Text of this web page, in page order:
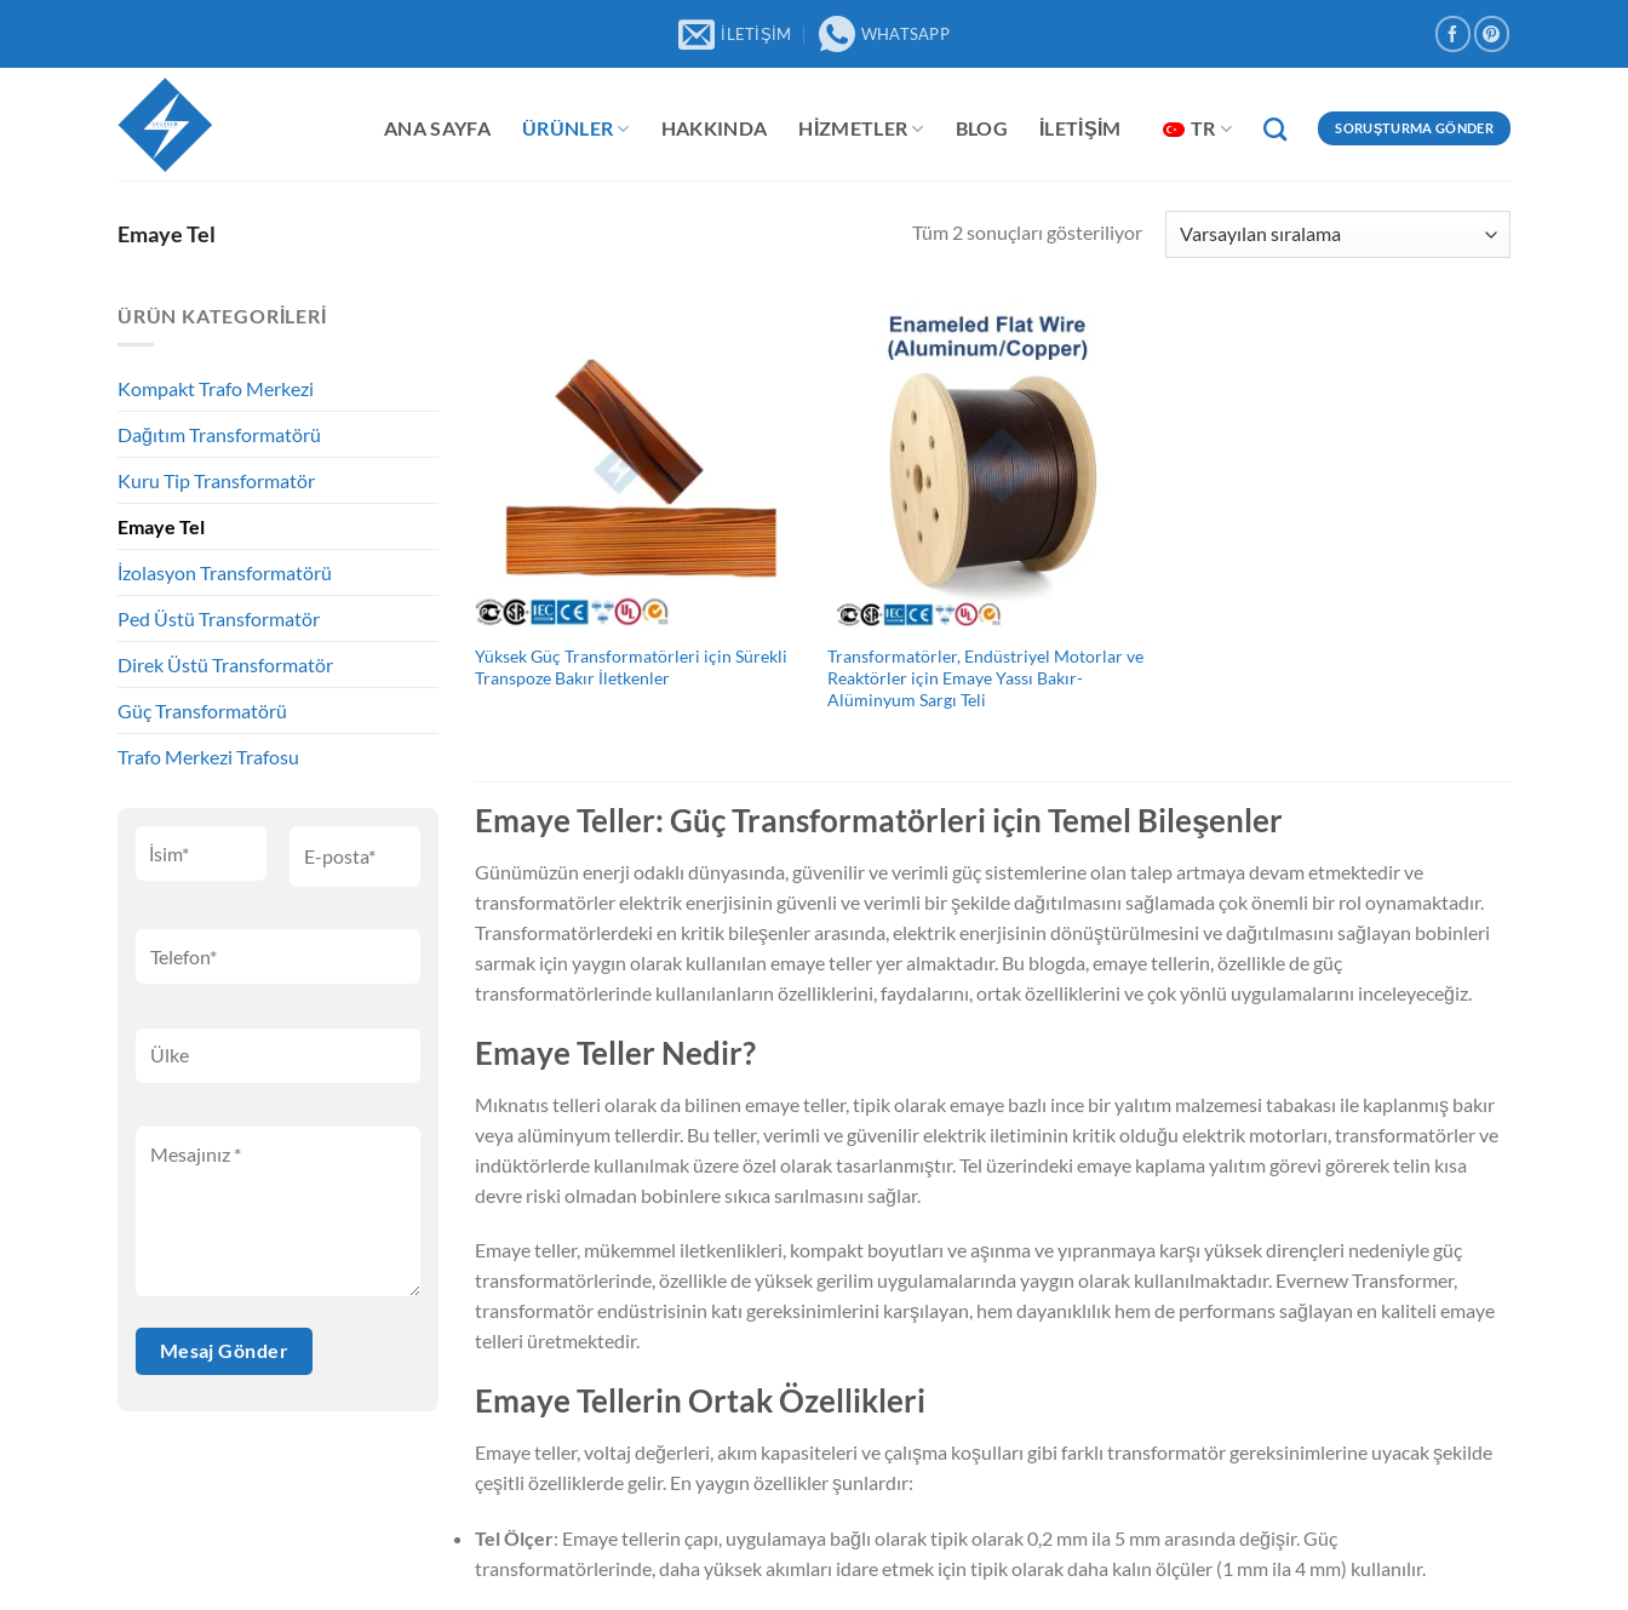
İLETIŞIM WHATSAPP
ANA SAYFA ÜRÜNLER HAKKINDA HIZMETLER BLOG İLETIŞIM TR SORUŞTURMA GÖNDER
Emaye Tel Tüm 2 sonuçları gösteriliyor
ÜRÜN KATEGORILERI
Kompakt Trafo Merkezi
Dağıtım Transformatörü
Kuru Tip Transformatör
Emaye Tel
İzolasyon Transformatörü
Ped Üstü Transformatör
Direk Üstü Transformatör
Güç Transformatörü
Trafo Merkezi Trafosu
Yüksek Güç Transformatörleri için Sürekli
Transpoze Bakır İletkenler
Transformatörler, Endüstriyel Motorlar ve
Reaktörler için Emaye Yassı Bakır-
Alüminyum Sargı Teli
Emaye Teller: Güç Transformatörleri için Temel Bileşenler
Günümüzün enerji odaklı dünyasında, güvenilir ve verimli güç sistemlerine olan talep artmaya devam etmektedir ve
transformatörler elektrik enerjisinin güvenli ve verimli bir şekilde dağıtılmasını sağlamada çok önemli bir rol oynamaktadır.
Transformatörlerdeki en kritik bileşenler arasında, elektrik enerjisinin dönüştürülmesini ve dağıtılmasını sağlayan bobinleri
sarmak için yaygın olarak kullanılan emaye teller yer almaktadır. Bu blogda, emaye tellerin, özellikle de güç
transformatörlerinde kullanılanların özelliklerini, faydalarını, ortak özelliklerini ve çok yönlü uygulamalarını inceleyeceğiz.
Emaye Teller Nedir?
Mıknatıs telleri olarak da bilinen emaye teller, tipik olarak emaye bazlı ince bir yalıtım malzemesi tabakası ile kaplanmış bakır
veya alüminyum tellerdir. Bu teller, verimli ve güvenilir elektrik iletiminin kritik olduğu elektrik motorları, transformatörler ve
indüktörlerde kullanılmak üzere özel olarak tasarlanmıştır. Tel üzerindeki emaye kaplama yalıtım görevi görerek telin kısa
devre riski olmadan bobinlere sıkıca sarılmasını sağlar.
Emaye teller, mükemmel iletkenlikleri, kompakt boyutları ve aşınma ve yıpranmaya karşı yüksek dirençleri nedeniyle güç
transformatörlerinde, özellikle de yüksek gerilim uygulamalarında yaygın olarak kullanılmaktadır. Evernew Transformer,
transformatör endüstrisinin katı gereksinimlerini karşılayan, hem dayanıklılık hem de performans sağlayan en kaliteli emaye
telleri üretmektedir.
Emaye Tellerin Ortak Özellikleri
Emaye teller, voltaj değerleri, akım kapasiteleri ve çalışma koşulları gibi farklı transformatör gereksinimlerine uyacak şekilde
çeşitli özelliklerde gelir. En yaygın özellikler şunlardır:
Tel Ölçer: Emaye tellerin çapı, uygulamaya bağlı olarak tipik olarak 0,2 mm ila 5 mm arasında değişir. Güç
transformatörlerinde, daha yüksek akımları idare etmek için tipik olarak daha kalın ölçüler (1 mm ila 4 mm) kullanılır.